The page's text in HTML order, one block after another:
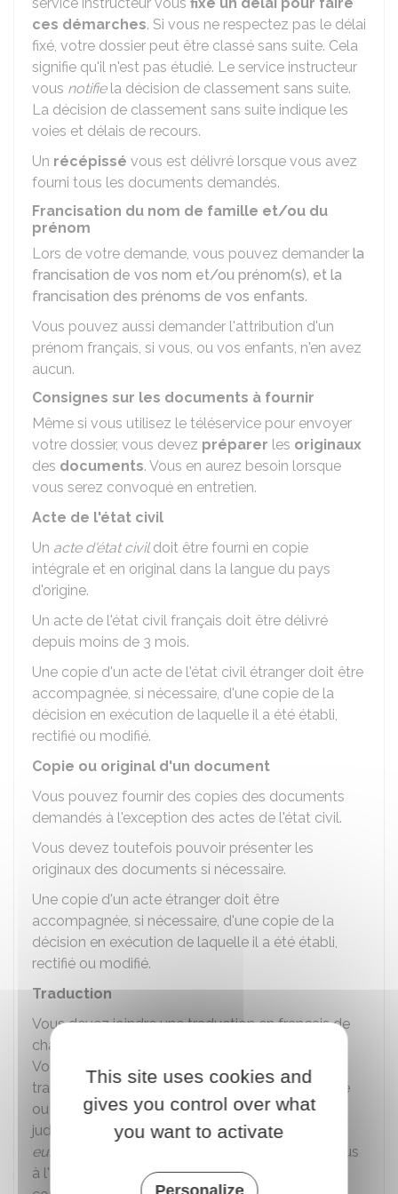
ces démarches. Si vous ne respectez pas le délai
fixé, votre dossier peut être classé sans suite. Cela
signifie qu'il n'est pas étudié. Le service instructeur
vous notifiela décision de classement sans suite.
La décision de classement sans suite indique les
voies et délais de recours.
Un récépissé vous est délivré lorsque vous avez
fourni tous les documents demandés.
Francisation du nom de famille et/ou du
prénom
Lors de votre demande, vous pouvez demander la
francisation de vos nom et/ou prénom(s), et la
francisation des prénoms de vos enfants.
Vous pouvez aussi demander l'attribution d'un
prénom français, si vous, ou vos enfants, n'en avez
aucun.
Consignes sur les documents à fournir
Même si vous utilisez le téléservice pour envoyer
votre dossier, vous devez préparer les originaux
des documents. Vous en aurez besoin lorsque
vous serez convoqué en entretien.
Acte de l'état civil
Un acte d'état civildoit être fourni en copie
intégrale et en original dans la langue du pays
d'origine.
Un acte de l'état civil français doit être délivré
depuis moins de 3 mois.
Une copie d'un acte de l'état civil étranger doit être
accompagnée, si nécessaire, d'une copie de la
décision en exécution de laquelle il a été établi,
rectifié ou modifié.
Copie ou original d'un document
Vous pouvez fournir des copies des documents
demandés à l'exception des actes de l'état civil.
Vous devez toutefois pouvoir présenter les
originaux des documents si nécessaire.
Une copie d'un acte étranger doit être
accompagnée, si nécessaire, d'une copie de la
décision en exécution de laquelle il a été établi,
rectifié ou modifié.
Traduction
Vous devez joindre une traduction en français de
chaque document rédigé en langue étrangère.
Vous devez fournir l'original de la traduction. La
traduction doit être faite par untraducteur agréé
ou habilité à intervenir auprès des autorités
judiciaires ou administratives d'un autre
européen
. Si vous êtes à l'étranger, adressez-vous
à l'ambassade ou au consulat de France pour
This site uses cookies and
gives you control over what
you want to activate
Personalize